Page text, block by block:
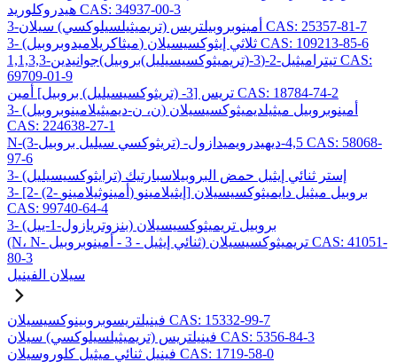
هيدروكلوريد CAS: 34937-00-3
3-أمينوبروبيلتريس (تريميثيلسيلوكسي) سيلان CAS: 25357-81-7
3- (ميثاكريلاميدوبروبيل) ثلاثي إيثوكسيسيلان CAS: 109213-85-6
1,1,3,3-تيتراميثيل-2-(3-(تريميثوكسيسيليل)بروبيل)جوانيدين CAS:
69709-01-9
تريس [3- (تريثوكسيسيليل) بروبيل] أمين CAS: 18784-74-2
3- (ن، ن-ديميثيلامينوبروبيل) أمينوبروبيل ميثيلديميثوكسيسيلان
CAS: 224638-27-1
N-(3-تريثوكسي سيليل بروبيل) -4,5-ديهيدرويميدازول CAS: 58068-
97-6
3- (ترايثوكسيسيليل) إستر ثنائي إيثيل حمض البروبيلاسبارتيك
3- [2- (2- أمينوثيلامينو) إيثيلامينو] بروبيل ميثيل دايميثوكسيسيلان
CAS: 99740-64-4
3- (بنزوتريازول-1-ييل) بروبيل تريميثوكسيسيلان
(N، N- ثنائي إيثيل - 3 - أمينوبروبيل) تريميثوكسيسيلان CAS: 41051-
80-3
سيلان الفينيل
فينيلتريسوبروبينوكسيسيلان CAS: 15332-99-7
فينيلتريس (تريميثيلسيلوكسي) سيلان CAS: 5356-84-3
فينيل ثنائي ميثيل كلوروسيلان CAS: 1719-58-0